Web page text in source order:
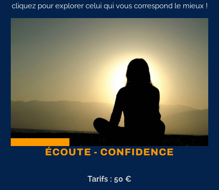
cliquez pour explorer celui qui vous correspond le mieux !
ÉCOUTE - CONFIDENCE
Tarifs : 50 €